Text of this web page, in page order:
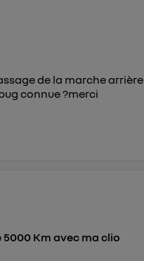
de la marche arrière
connue ?merci
Km avec ma clio